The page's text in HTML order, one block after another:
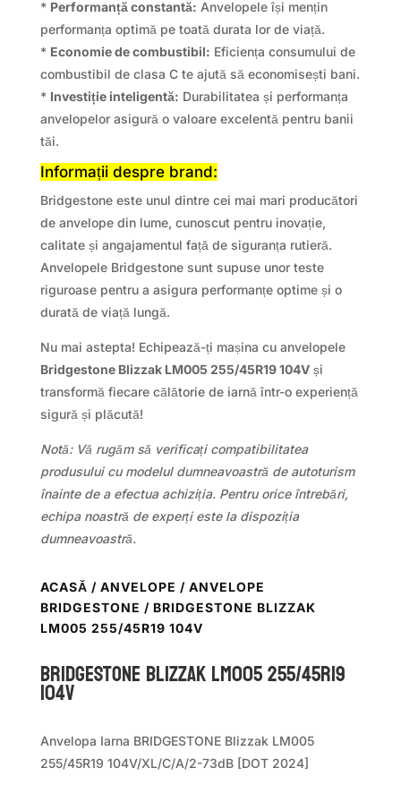
* Performanță constantă: Anvelopele își mențin
performanța optimă pe toată durata lor de viață.
* Economie de combustibil: Eficiența consumului de
combustibil de clasa C te ajută să economisești bani.
* Investiție inteligentă: Durabilitatea și performanța
anvelopelor asigură o valoare excelentă pentru banii
tăi.
Informații despre brand:
Bridgestone este unul dintre cei mai mari producători
de anvelope din lume, cunoscut pentru inovație,
calitate și angajamentul față de siguranța rutieră.
Anvelopele Bridgestone sunt supuse unor teste
riguroase pentru a asigura performanțe optime și o
durată de viață lungă.
Nu mai astepta! Echipează-ți mașina cu anvelopele
Bridgestone Blizzak LM005 255/45R19 104Vși
transformă fiecare călătorie de iarnă într-o experiență
sigură și plăcută!
Notă: Vă rugăm să verificați compatibilitatea
produsului cu modelul dumneavoastră de autoturism
înainte de a efectua achiziția. Pentru orice întrebări,
echipa noastră de experți este la dispoziția
dumneavoastră.
ACASĂ / ANVELOPE / ANVELOPE
BRIDGESTONE / BRIDGESTONE BLIZZAK
LM005 255/45R19 104V
Bridgestone BLIZZAK LM005 255/45R19
104V
Anvelopa Iarna BRIDGESTONE Blizzak LM005
255/45R19 104V/XL/C/A/2-73dB [DOT 2024]